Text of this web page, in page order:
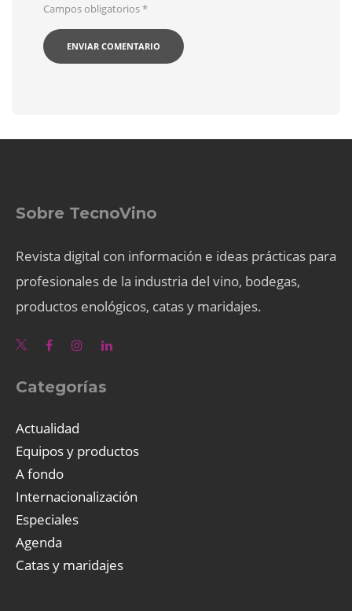
Campos obligatorios*
Sobre TecnoVino
Revista digital con información e ideas prácticas para
profesionales de la industria del vino, bodegas,
productos enológicos, catas y maridajes.
Categorías
Actualidad
Equipos y productos
A fondo
Internacionalización
Especiales
Agenda
Catas y maridajes